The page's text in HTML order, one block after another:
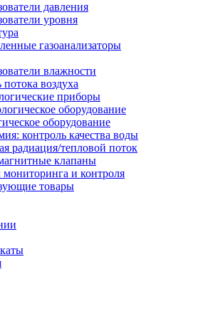
давления
уровня
газоанализаторы
влажности
потока воздуха
приборы
оборудование
оборудование
контроль качества воды
радиация/тепловой поток
клапаны
и контроля
товары